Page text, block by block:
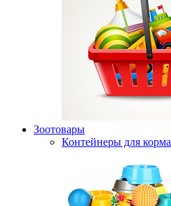
Зоотовары
Контейнеры для корма